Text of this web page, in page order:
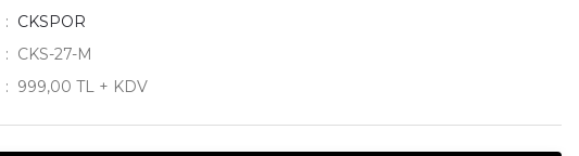
CKSPOR
CKS-27-M
999,00 TL + KDV